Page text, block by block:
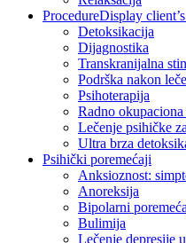
ProcedureDisplay
Detoksikacija
Dijagnostika
Transkranijalna
Podrška nakon
Psihoterapija
Radno okupaciona
Lečenje psihičke
Ultra brza
Psihički poremećaji
Anksioznost:
Anoreksija
Bipolarni
Bulimija
Lečenje depresije